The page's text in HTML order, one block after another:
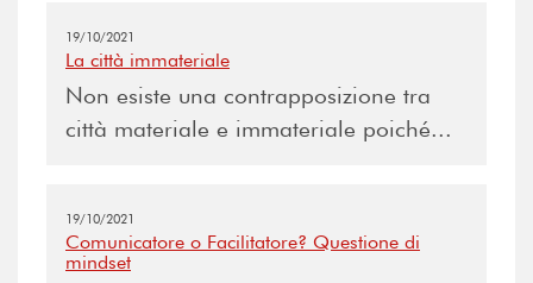
19/10/2021
La città immateriale
Non esiste una contrapposizione tra
città materiale e immateriale poiché...
19/10/2021
Comunicatore o Facilitatore? Questione di
mindset